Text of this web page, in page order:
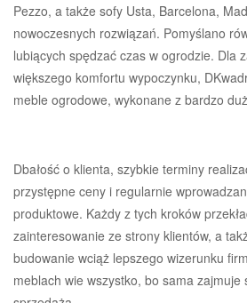
Pezzo, a także sofy Usta, Barcelona,
nowoczesnych rozwiązań. Pomyślano
lubiących spędzać czas w ogrodzie. Dla
większego komfortu wypoczynku,
meble ogrodowe, wykonane z bardzo
Dbałość o klienta, szybkie terminy
przystępne ceny i regularnie
produktowe. Każdy z tych kroków
zainteresowanie ze strony klientów, a
budowanie wciąż lepszego wizerunku
meblach wie wszystko, bo sama zajmuje